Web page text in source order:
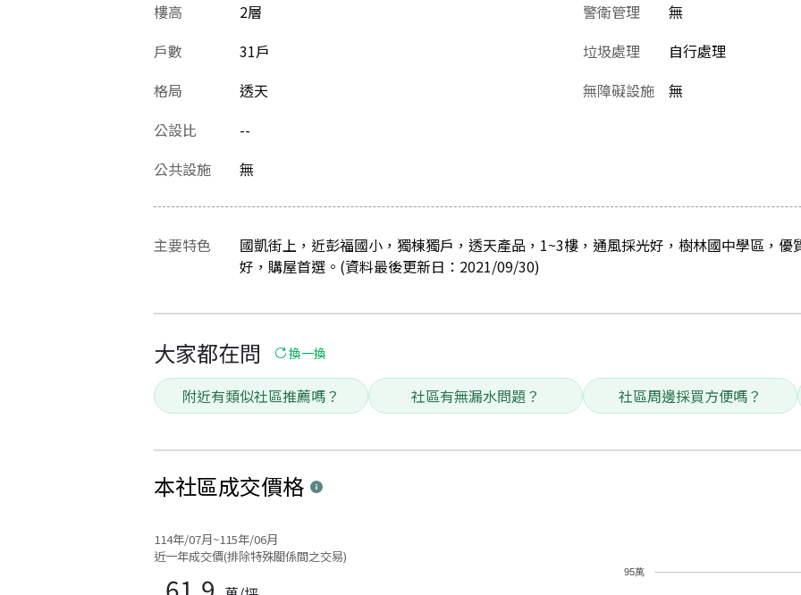
樓高
2層
戶數
31戶
格局
透天
公設比
--
警衛管理
無
垃圾處理
自行處理
無障礙設施
無
公共設施 無
主要特色
國凱街上，近彭福國小，獨棟獨戶，透天產品，1~3樓，通風採光好，樹林國中學區，優
好，購屋首選。(資料最後更新日：2021/09/30)
大家都在問 換一換
附近有類似社區推薦嗎？ 社區有無漏水問題？ 社區周邊採買方便嗎？
本社區成交價格
114年/07月~115年/06月
近一年成交價(排除特殊關係間之交易)
95萬